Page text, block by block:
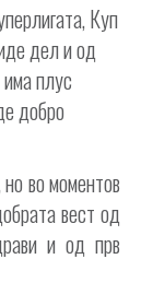
Куп
дел и од
плус
добро
во моментов
вест од
и од прв